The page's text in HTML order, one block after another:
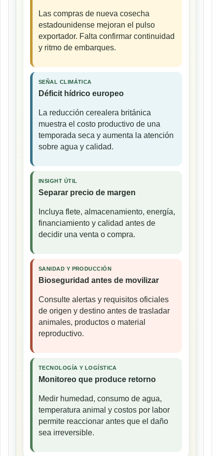
Las compras de nueva cosecha
estadounidense mejoran el pulso
exportador. Falta confirmar continuidad
y ritmo de embarques.
SEÑAL CLIMÁTICA
Déficit hídrico europeo
La reducción cerealera británica
muestra el costo productivo de una
temporada seca y aumenta la atención
sobre agua y calidad.
INSIGHT ÚTIL
Separar precio de margen
Incluya flete, almacenamiento, energía,
financiamiento y calidad antes de
decidir una venta o compra.
SANIDAD Y PRODUCCIÓN
Bioseguridad antes de movilizar
Consulte alertas y requisitos oficiales
de origen y destino antes de trasladar
animales, productos o material
reproductivo.
TECNOLOGÍA Y LOGÍSTICA
Monitoreo que produce retorno
Medir humedad, consumo de agua,
temperatura animal y costos por labor
permite reaccionar antes que el daño
sea irreversible.